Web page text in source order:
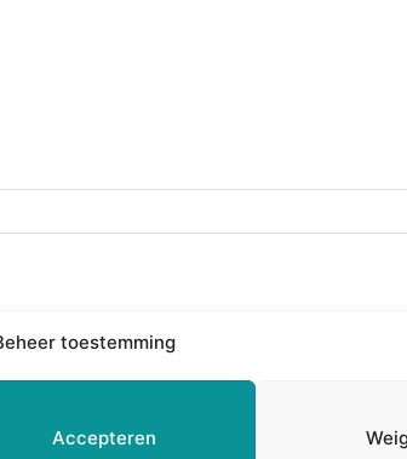
toestemming
Accepteren
Juridisch
Cookieverklaring